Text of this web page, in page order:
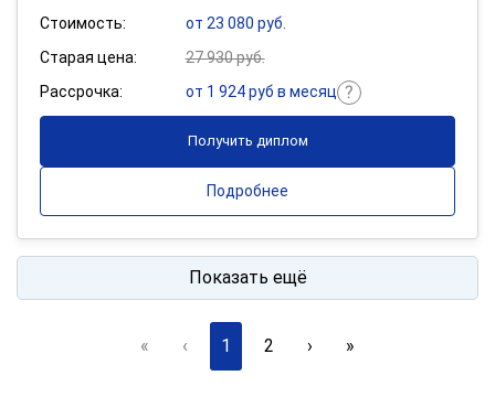
Стоимость:
от 23 080 руб.
Старая цена:
27 930 руб.
Рассрочка:
от 1 924 руб в месяц
Получить диплом
Подробнее
Показать ещё
« ‹ 1 2 › »